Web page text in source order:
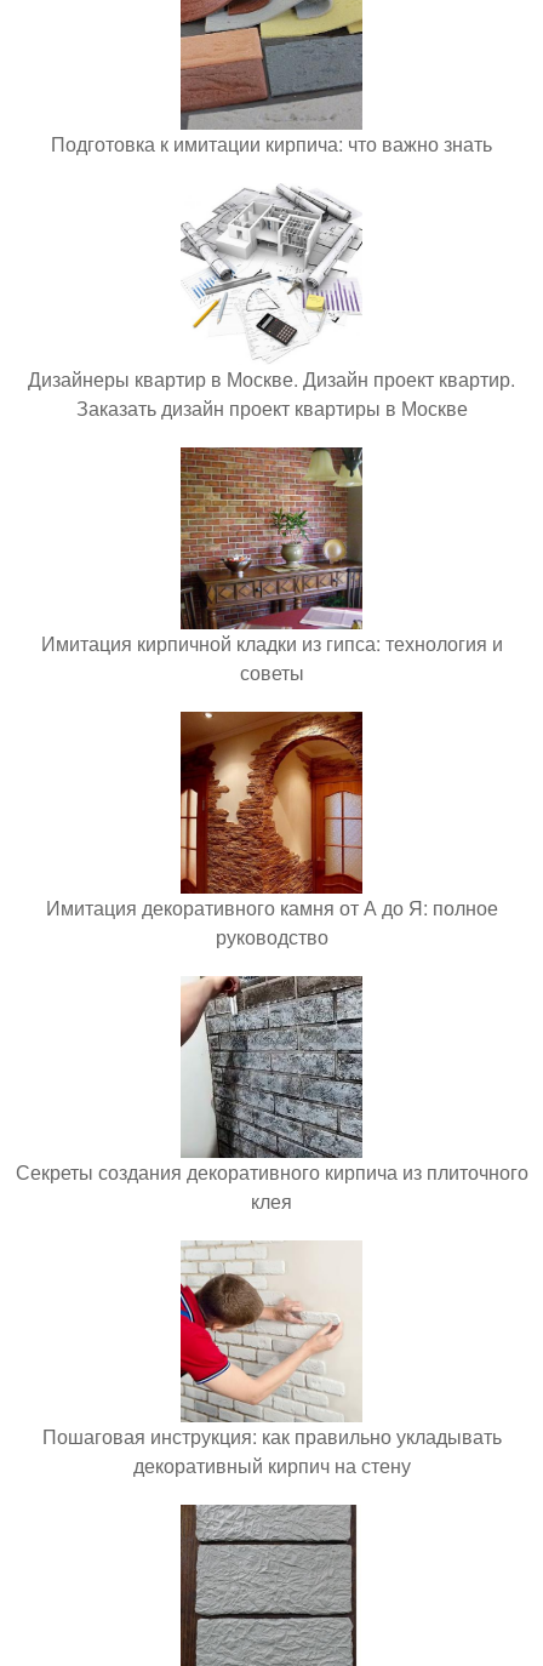
Подготовка к имитации кирпича: что важно знать
Дизайнеры квартир в Москве. Дизайн проект квартир.
Заказать дизайн проект квартиры в Москве
Имитация кирпичной кладки из гипса: технология и
советы
Имитация декоративного камня от А до Я: полное
руководство
Секреты создания декоративного кирпича из плиточного
клея
Пошаговая инструкция: как правильно укладывать
декоративный кирпич на стену